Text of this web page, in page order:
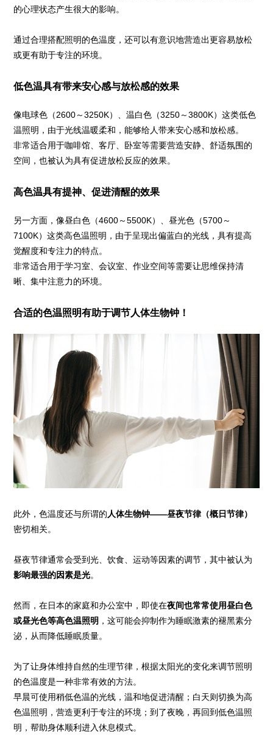
的心理状态产生很大的影响。
通过合理搭配照明的色温度，还可以有意识地营造出更容易放松
或更有助于专注的环境。
低色温具有带来安心感与放松感的效果
像电球色（2600～3250K）、温白色（3250～3800K）这类低色
温照明，由于光线温暖柔和，能够给人带来安心感和放松感。
非常适合用于咖啡馆、客厅、卧室等需要营造安静、舒适氛围的
空间，也被认为具有促进放松反应的效果。
高色温具有提神、促进清醒的效果
另一方面，像昼白色（4600～5500K）、昼光色（5700～
7100K）这类高色温照明，由于呈现出偏蓝白的光线，具有提高
觉醒度和专注力的特点。
非常适合用于学习室、会议室、作业空间等需要让思维保持清
晰、集中注意力的环境。
合适的色温照明有助于调节人体生物钟！
此外，色温度还与所谓的人体生物钟——昼夜节律（概日节律）
密切相关。
昼夜节律通常会受到光、饮食、运动等因素的调节，其中被认为
影响最强的因素是光。
然而，在日本的家庭和办公室中，即使在夜间也常常使用昼白色
或昼光色等高色温照明 ，这可能会抑制作为睡眠激素的褪黑素分
泌，从而降低睡眠质量。
为了让身体维持自然的生理节律，根据太阳光的变化来调节照明
的色温度是一种非常有效的方法。
早晨可使用稍低色温的光线，温和地促进清醒；白天则切换为高
色温照明，营造更利于专注的环境；到了夜晚，再回到低色温照
明，帮助身体顺利进入休息模式。